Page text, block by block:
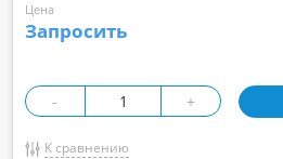
Цена
Запросить
- +
К сравнению